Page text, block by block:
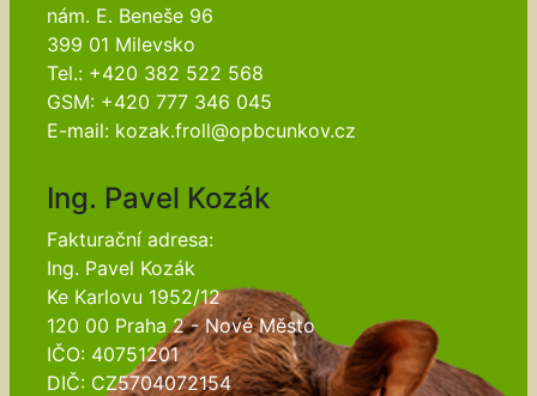
nám. E. Beneše 96
399 01 Milevsko
Tel.: +420 382 522 568
GSM: +420 777 346 045
E-mail: kozak.froll@opbcunkov.cz
Ing. Pavel Kozák
Fakturační adresa:
Ing. Pavel Kozák
Ke Karlovu 1952/12
120 00 Praha 2 - Nové Město
IČO: 40751201
DIČ: CZ5704072154